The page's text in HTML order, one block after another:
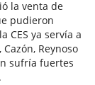
la venta de
pudieron
CES ya servía a
Reynoso
sufría fuertes